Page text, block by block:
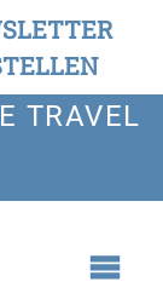
TRAVEL